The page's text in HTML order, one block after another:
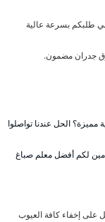
طلبكم بسرعة عالية
جدران مضمون.
الحل عندنا تواصلوا
لكم أفضل معلم صباغ
على إخفاء كافة العيوب